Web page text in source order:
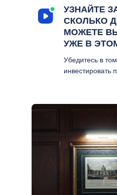
УЗНАЙТЕ
СКОЛЬКО
МОЖЕТЕ
УЖЕ В
Убедитесь в
инвестировать